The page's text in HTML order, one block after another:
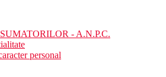
- A.N.P.C.
personal